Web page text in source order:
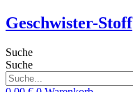
Zum
Inhalt
Geschwister-Stoff
Suche
Suche